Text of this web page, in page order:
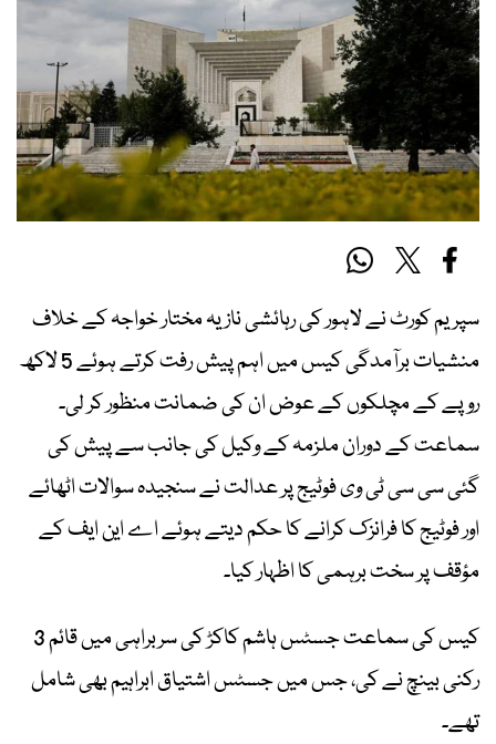
سپریم کورٹ نے لاہور کی رہائشی نازیہ مختار خواجہ کے خلاف
منشیات برآمدگی کیس میں اہم پیش رفت کرتے ہوئے 5 لاکھ
روپے کے مچلکوں کے عوض ان کی ضمانت منظور کر لی۔
سماعت کے دوران ملزمہ کے وکیل کی جانب سے پیش کی
گئی سی سی ٹی وی فوٹیج پر عدالت نے سنجیدہ سوالات اٹھائے
اور فوٹیج کا فرانزک کرانے کا حکم دیتے ہوئے اے این ایف کے
مؤقف پر سخت برہمی کا اظہار کیا۔
کیس کی سماعت جسٹس ہاشم کاکڑ کی سربراہی میں قائم 3
رکنی بینچ نے کی، جس میں جسٹس اشتیاق ابراہیم بھی شامل
تھے۔